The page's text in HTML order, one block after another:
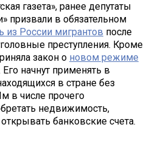
газета», ранее депутаты
призвали в обязательном
из России мигрантов после
преступления. Кроме
закон о новом режиме
Его начнут применять в
в стране без
в числе прочего
недвижимость,
банковские счета.